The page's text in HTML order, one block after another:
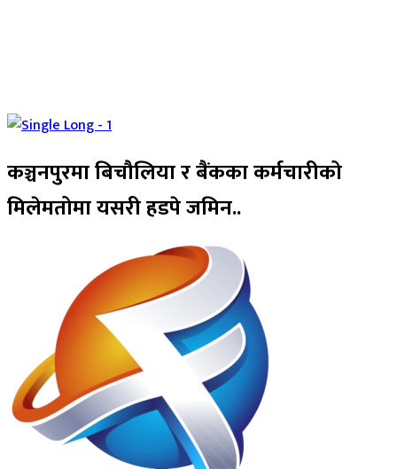
कञ्चनपुरमा बिचौलिया र बैंकका कर्मचारीको
मिलेमतोमा यसरी हडपे जमिन..